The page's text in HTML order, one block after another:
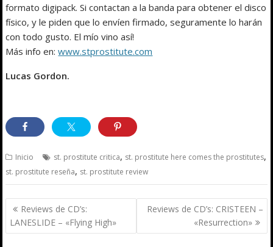
formato digipack. Si contactan a la banda para obtener el disco
físico, y le piden que lo envíen firmado, seguramente lo harán
con todo gusto. El mío vino así!
Más info en:www.stprostitute.com
Lucas Gordon.
Inicio st. prostitute critica, st. prostitute here comes the prostitutes,
st. prostitute reseña, st. prostitute review
Navegación
de
entradas
Reviews de CD’s:
LANESLIDE – «Flying High»
Reviews de CD’s: CRISTEEN –
«Resurrection»